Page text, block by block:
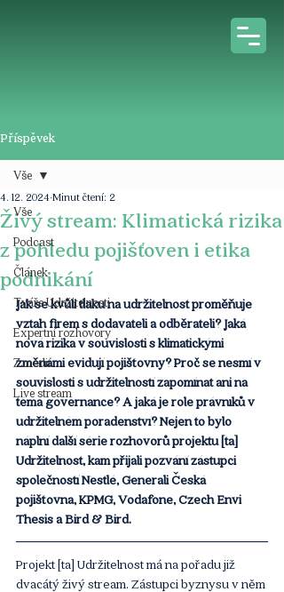
Příspěvek
Vše
Podcast
Článek
Tváře Udržitelnosti
Expertní rozhovory
Z médií
Live stream
Vše
Živý stream: Klimatická rizika
z pohledu pojišťoven i etika
podnikání
4. 12. 2024 Minut čtení: 2
Jak se kvůli tlaku na udržitelnost proměňuje
vztah firem s dodavateli a odběrateli? Jaká
nová rizika v souvislosti s klimatickými
změnami evidují pojišťovny? Proč se nesmí v
souvislosti s udržitelností zapomínat ani na
téma governance? A jaká je role právníků v
udržitelném poradenství? Nejen to bylo
náplní další série rozhovorů projektu [ta]
Udržitelnost, kam přijali pozvání zástupci
společností Nestlé, Generali Česká
pojišťovna, KPMG, Vodafone, Czech Envi
Thesis a Bird & Bird.
Projekt [ta] Udržitelnost má na pořadu již
dvacátý živý stream. Zástupci byznysu v něm